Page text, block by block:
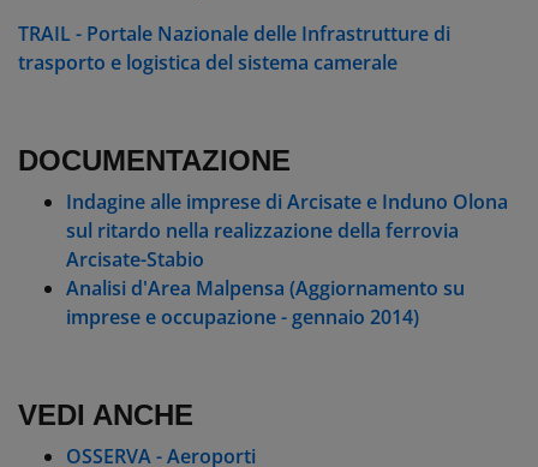
TRAIL - Portale Nazionale delle Infrastrutture di
trasporto e logistica del sistema camerale
DOCUMENTAZIONE
Indagine alle imprese di Arcisate e Induno Olona
sul ritardo nella realizzazione della ferrovia
Arcisate-Stabio
Analisi d'Area Malpensa (Aggiornamento su
imprese e occupazione - gennaio 2014)
VEDI ANCHE
OSSERVA - Aeroporti